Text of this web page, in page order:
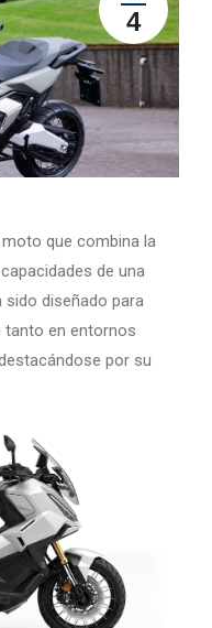
4
que combina la
de una
sido diseñado para
tanto en entornos
por su